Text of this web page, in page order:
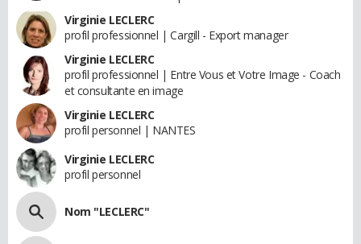
Virginie LECLERC
profil professionnel | Cargill - Export manager
Virginie LECLERC
profil professionnel | Entre Vous et Votre Image - Coach
et consultante en image
Virginie LECLERC
profil personnel | NANTES
Virginie LECLERC
profil personnel
Nom "LECLERC"